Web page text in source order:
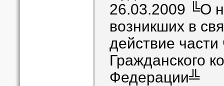
26.03.2009 ╚О
возникших в
действие части
Гражданского
Федерации╩